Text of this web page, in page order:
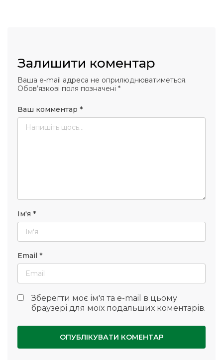
Залишити коментар
Ваша e-mail адреса не оприлюднюватиметься.
Обов’язкові поля позначені *
Ваш комментар *
Ім'я *
Email *
Зберегти моє ім'я та e-mail в цьому
браузері для моїх подальших коментарів.